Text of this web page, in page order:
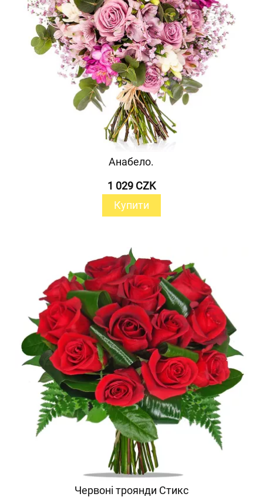
Анабело.
1 029 CZK
Купити
Червоні троянди Стикс